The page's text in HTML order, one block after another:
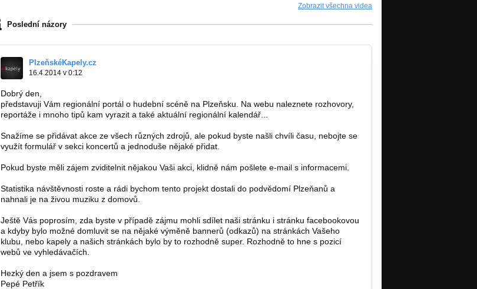
Zobrazit všechna videa
Poslední názory
PlzeňskéKapely.cz
16.4.2014 v 0:12
Dobrý den,
představuji Vám regionální portál o hudební scéně na Plzeňsku. Na webu naleznete rozhovory,
reportáže i mnoho tipů kam vyrazit a také aktuální regionální kalendář...
Snažíme se přidávat akce ze všech různých zdrojů, ale pokud byste našli chvíli času, nebojte se
využít formulář v sekci koncertů a jednoduše nějaké přidat.
Pokud byste měli zájem zviditelnit nějakou Vaši akci, klidně nám pošlete e-mail s informacemi.
Statistika návštěvnosti roste a rádi bychom tento projekt dostali do podvědomí Plzeňanů a
nahnali je na živou muziku z domovů.
Ještě Vás poprosím, zda byste v případě zájmu mohli sdílet naši stránku i stránku facebookovou
a kdyby bylo možné domluvit se na nějaké výměně bannerů (odkazů) na stránkách Vašeho
klubu, nebo kapely a našich stránkách bylo by to rozhodně super. Rozhodně to hne s pozicí
webů ve vyhledávačích.
Hezký den a jsem s pozdravem
Pepé Petřík